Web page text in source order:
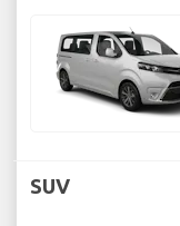
SUV